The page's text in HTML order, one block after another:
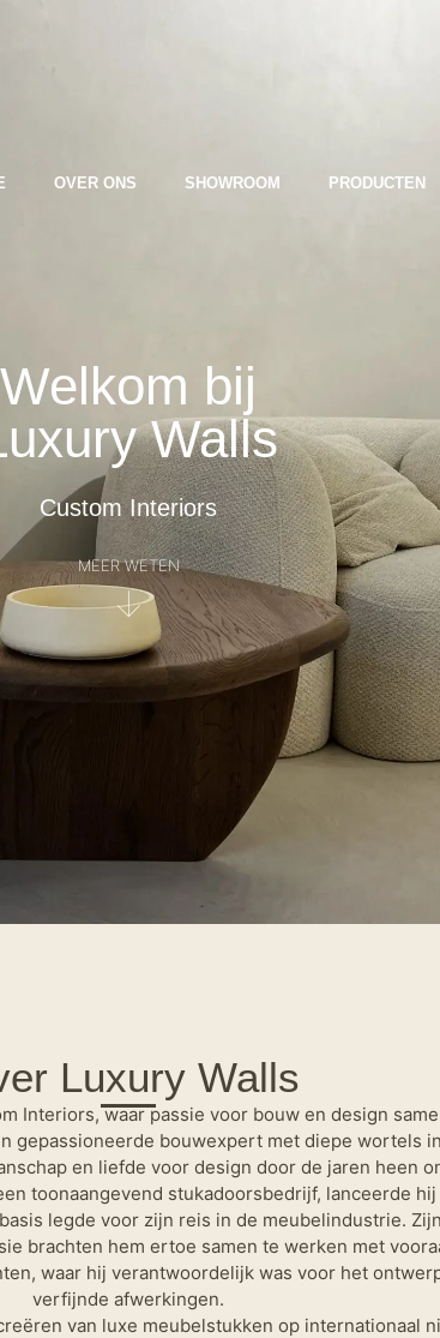
Welkom bij
Walls
Custom Interiors
MEER WETEN
↓
OVER ONS SHOWROOM PRODUCTEN
Luxury Walls
Interiors, waar passie voor bouw en design
gepassioneerde bouwexpert met diepe wortels
en liefde voor design door de jaren heen
toonaangevend stukadoorsbedrijf, lanceerde
legde voor zijn reis in de meubelindustrie.
brachten hem ertoe samen te werken met
waar hij verantwoordelijk was voor het
verfijnde afwerkingen.
van luxe meubelstukken op internationaal